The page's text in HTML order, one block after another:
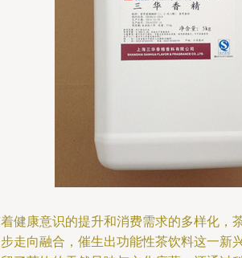
健康意识的提升和消费需求的多样化，
走向融合，催生出功能性茶饮料这一新